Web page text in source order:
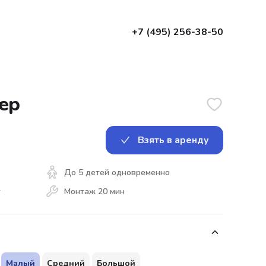
+7 (495) 256-38-50
Взять в аренду
До 5 детей одновременно
Монтаж 20 мин
Малый Средний Большой